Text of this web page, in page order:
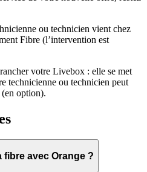
ou technicien vient chez
Fibre (l’intervention est
votre Livebox : elle se met
technicienne ou technicien peut
(en option).
fibre avec Orange ?